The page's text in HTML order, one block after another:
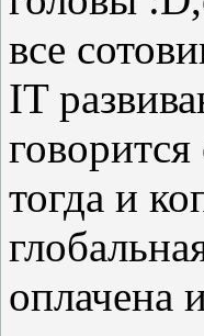
все
IT
тогда и
оплачена